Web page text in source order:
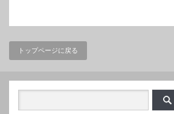
トップページに戻る